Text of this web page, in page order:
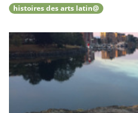
histoires des arts latin@